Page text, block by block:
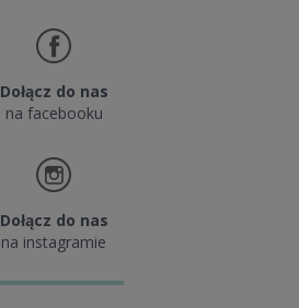
Dołącz do nas
na facebooku
Dołącz do nas
na instagramie